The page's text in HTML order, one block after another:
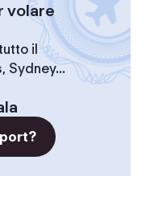
volare
il
Sydney...